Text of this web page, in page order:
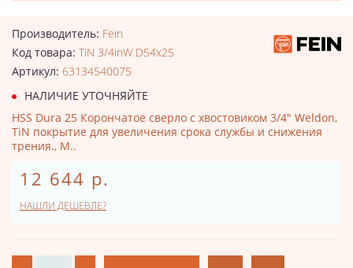
Производитель: Fein
Код товара: TiN 3/4inW D54x25
Артикул: 63134540075
НАЛИЧИЕ УТОЧНЯЙТЕ
HSS Dura 25 Корончатое сверло с хвостовиком 3/4" Weldon,
TiN покрытие для увеличения срока службы и снижения
трения., М..
12 644 р.
НАШЛИ ДЕШЕВЛЕ?